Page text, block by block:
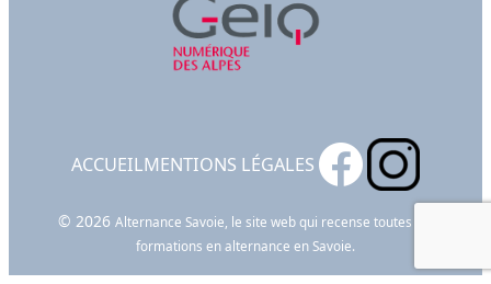
ACCUEILMENTIONS LÉGALES
© 2026 Alternance Savoie, le site web qui recense toutes les
formations en alternance en Savoie.